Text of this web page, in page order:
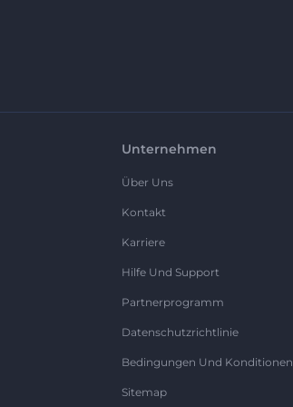
Unternehmen
Über Uns
Kontakt
Karriere
Hilfe Und Support
Partnerprogramm
Datenschutzrichtlinie
Bedingungen Und Konditionen
Sitemap